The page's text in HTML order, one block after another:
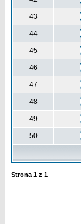
43
44
45
46
47
48
49
50
Strona 1 z 1